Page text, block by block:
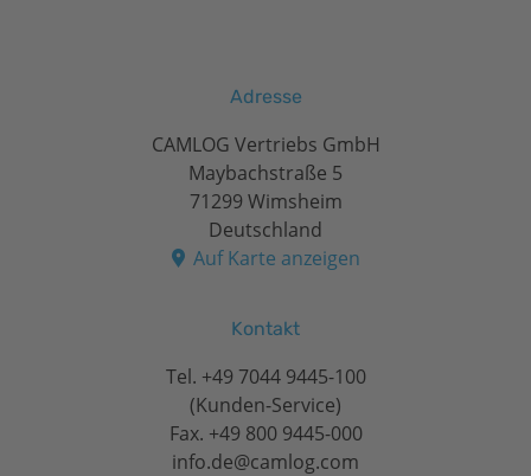
Adresse
CAMLOG Vertriebs GmbH
Maybachstraße 5
71299 Wimsheim
Deutschland
Auf Karte anzeigen
Kontakt
Tel. +49 7044 9445-100
(Kunden-Service)
Fax. +49 800 9445-000
info.de@camlog.com